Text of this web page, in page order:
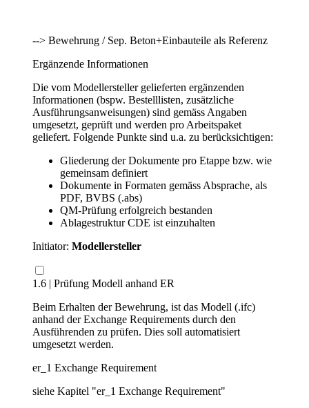
--> Bewehrung / Sep. Beton+Einbauteile als Referenz
Ergänzende Informationen
Die vom Modellersteller gelieferten ergänzenden
Informationen (bspw. Bestelllisten, zusätzliche
Ausführungsanweisungen) sind gemäss Angaben
umgesetzt, geprüft und werden pro Arbeitspaket
geliefert. Folgende Punkte sind u.a. zu berücksichtigen:
Gliederung der Dokumente pro Etappe bzw. wie
gemeinsam definiert
Dokumente in Formaten gemäss Absprache, als
PDF, BVBS (.abs)
QM-Prüfung erfolgreich bestanden
Ablagestruktur CDE ist einzuhalten
Initiator: Modellersteller
1.6 | Prüfung Modell anhand ER
Beim Erhalten der Bewehrung, ist das Modell (.ifc)
anhand der Exchange Requirements durch den
Ausführenden zu prüfen. Dies soll automatisiert
umgesetzt werden.
er_1 Exchange Requirement
siehe Kapitel "er_1 Exchange Requirement"